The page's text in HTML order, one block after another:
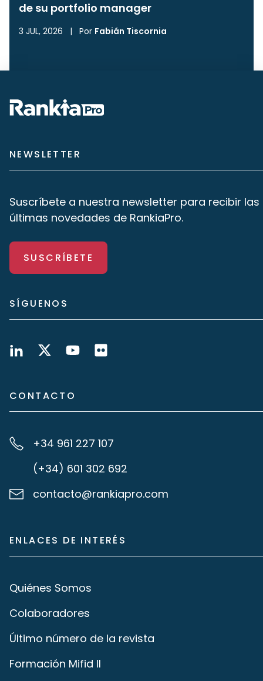
de su portfolio manager
3 JUL, 2026 | Por Fabián Tiscornia
NEWSLETTER
Suscríbete a nuestra newsletter para recibir las
últimas novedades de RankiaPro.
SUSCRÍBETE
SÍGUENOS
CONTACTO
+34 961 227 107
(+34) 601 302 692
contacto@rankiapro.com
ENLACES DE INTERÉS
Quiénes Somos
Colaboradores
Último número de la revista
Formación Mifid II